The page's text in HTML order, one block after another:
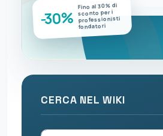
-30%
Fino al 30% di
sconto per i
professionisti
fondatori
CERCA NEL WIKI